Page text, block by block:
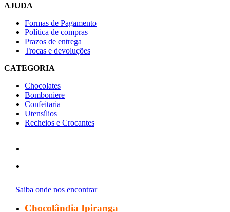
AJUDA
Formas de Pagamento
Política de compras
Prazos de entrega
Trocas e devoluções
CATEGORIA
Chocolates
Bomboniere
Confeitaria
Utensílios
Recheios e Crocantes
Saiba onde nos encontrar
Chocolândia Ipiranga